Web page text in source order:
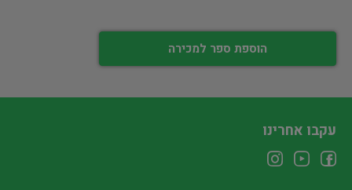
הוספת ספר למכירה
עקבו אחרינו